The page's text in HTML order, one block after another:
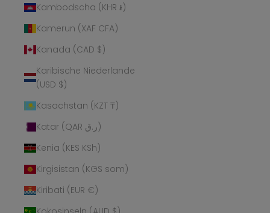
Kambodscha (KHR ៛)
Kamerun (XAF CFA)
Kanada (CAD $)
Karibische Niederlande
(USD $)
Kasachstan (KZT ₸)
Katar (QAR ر.ق)
Kenia (KES KSh)
Kirgisistan (KGS som)
Kiribati (EUR €)